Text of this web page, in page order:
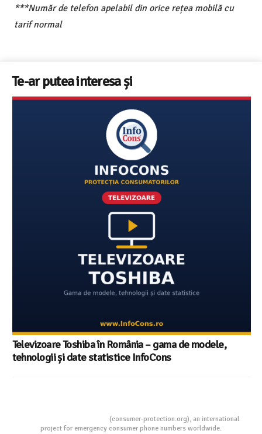
***Număr de telefon apelabil din orice rețea mobilă cu
tarif normal
Te-ar putea interesa și
Televizoare Toshiba în România – gama de modele,
tehnologii și date statistice InfoCons
(consumer-protection.org), an international
project for emergency consumer phone numbers worldwide.